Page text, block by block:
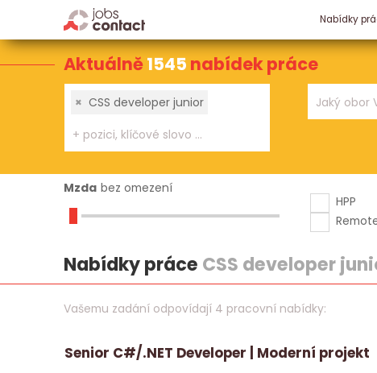
Nabídky
Aktuálně1545 nabídek práce
× CSS developer junior
Mzda bez omezení
HPP
Nabídky práce CSS developer
Vašemu zadání odpovídají 4 pracovní nabídky:
Senior C#/.NET Developer | Moderní projekt